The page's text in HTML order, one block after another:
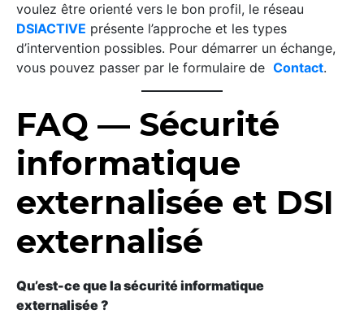
voulez être orienté vers le bon profil, le réseau
DSIACTIVE présente l’approche et les types
d’intervention possibles. Pour démarrer un échange,
vous pouvez passer par le formulaire de Contact.
FAQ — Sécurité
informatique
externalisée et DSI
externalisé
Qu’est-ce que la sécurité informatique
externalisée ?